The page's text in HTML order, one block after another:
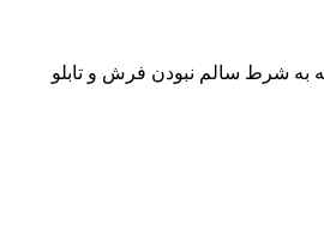
به شرط سالم نبودن فرش و تابلو